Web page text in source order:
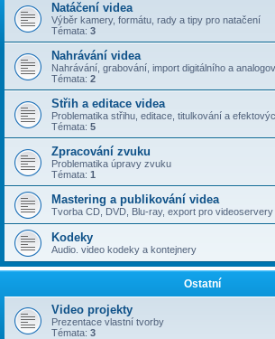
Natáčení videa
Výběr kamery, formátu, rady a tipy pro natačení
Témata: 3
Nahrávání videa
Nahrávání, grabování, import digitálního a
Témata: 2
Střih a editace videa
Problematika střihu, editace, titulkování a
Témata: 5
Zpracování zvuku
Problematika úpravy zvuku
Témata: 1
Mastering a publikování videa
Tvorba CD, DVD, Blu-ray, export pro videoservery
Kodeky
Audio. video kodeky a kontejnery
Ostatní
Video projekty
Prezentace vlastní tvorby
Témata: 3